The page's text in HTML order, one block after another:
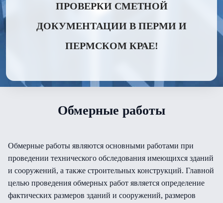
ПРОВЕРКИ СМЕТНОЙ
ДОКУМЕНТАЦИИ В ПЕРМИ И
ПЕРМСКОМ КРАЕ!
Обмерные работы
Обмерные работы являются основными работами при
проведении технического обследования имеющихся зданий
и сооружений, а также строительных конструкций. Главной
целью проведения обмерных работ является определение
фактических размеров зданий и сооружений, размеров